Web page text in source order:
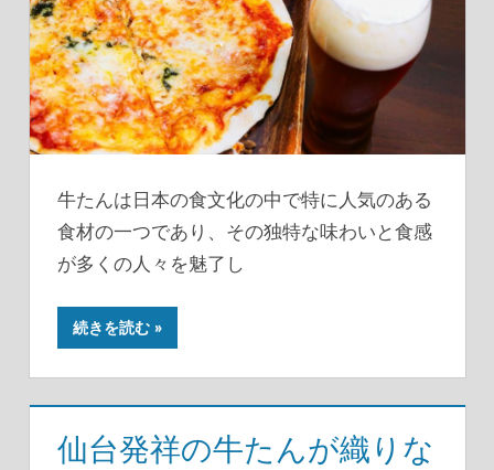
牛たんは日本の食文化の中で特に人気のある
食材の一つであり、その独特な味わいと食感
が多くの人々を魅了し
続きを読む
仙台発祥の牛たんが織りな